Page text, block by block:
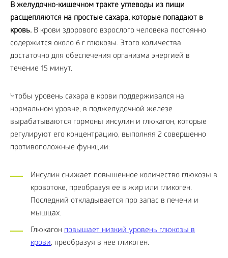
В желудочно-кишечном тракте углеводы из пищи
расщепляются на простые сахара, которые попадают в
кровь. В крови здорового взрослого человека постоянно
содержится около 6 г глюкозы. Этого количества
достаточно для обеспечения организма энергией в
течение 15 минут.
Чтобы уровень сахара в крови поддерживался на
нормальном уровне, в поджелудочной железе
вырабатываются гормоны инсулин и глюкагон, которые
регулируют его концентрацию, выполняя 2 совершенно
противоположные функции:
Инсулин снижает повышенное количество глюкозы в
кровотоке, преобразуя ее в жир или гликоген.
Последний откладывается про запас в печени и
мышцах.
Глюкагон повышает низкий уровень глюкозы в
крови, преобразуя в нее гликоген.